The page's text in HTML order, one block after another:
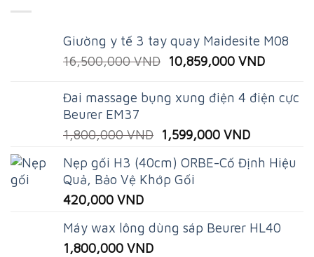
Giường y tế 3 tay quay Maidesite M08
16,500,000VND Original
was:
10,859,000 VNDCurrent
is:
Đai massage bụng xung điện 4 điện cực
Beurer EM37
1,800,000VND Original
was:
1,800,000 VND.
1,599,000 VNDCurrent
is:
Nẹp gối H3 (40cm) ORBE-Cố Định Hiệu
Quả, Bảo Vệ Khớp Gối
420,000 VND
Máy wax lông dùng sáp Beurer HL40
1,800,000 VND